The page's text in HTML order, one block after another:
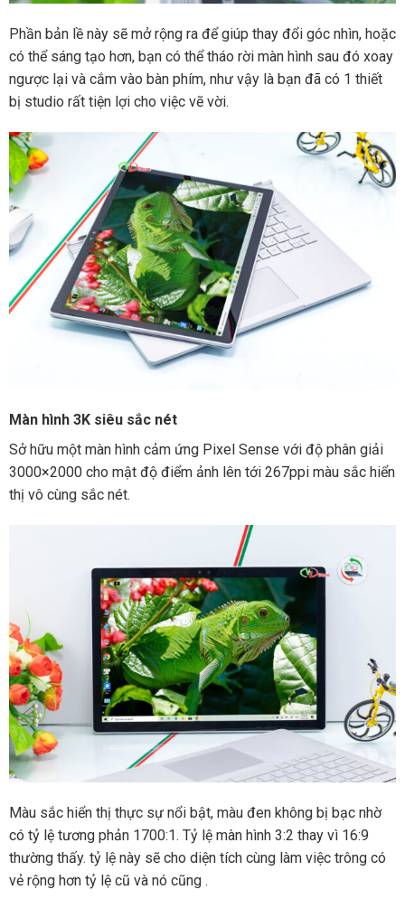
Phần bản lề này sẽ mở rộng ra để giúp thay đổi góc nhìn, hoặc
có thể sáng tạo hơn, bạn có thể tháo rời màn hình sau đó xoay
ngược lại và cắm vào bàn phím, như vậy là bạn đã có 1 thiết
bị studio rất tiện lợi cho việc vẽ vời.
Màn hình 3K siêu sắc nét
Sở hữu một màn hình cảm ứng Pixel Sense với độ phân giải
3000×2000 cho mật độ điểm ảnh lên tới 267ppi màu sắc hiển
thị vô cùng sắc nét.
Màu sắc hiển thị thực sự nổi bật, màu đen không bị bạc nhờ
có tỷ lệ tương phản 1700:1. Tỷ lệ màn hình 3:2 thay vì 16:9
thường thấy. tỷ lệ này sẽ cho diện tích cùng làm việc trông có
vẻ rộng hơn tỷ lệ cũ và nó cũng .